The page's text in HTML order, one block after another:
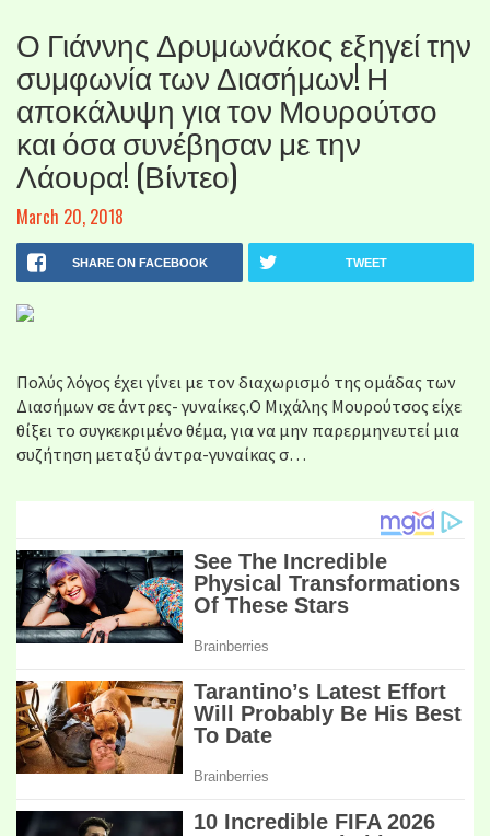
Ο Γιάννης Δρυμωνάκος εξηγεί την
συμφωνία των Διασήμων! Η
αποκάλυψη για τον Μουρούτσο
και όσα συνέβησαν με την
Λάουρα! (Βίντεο)
March 20, 2018
SHARE ON FACEBOOK TWEET
Πολύς λόγος έχει γίνει με τον διαχωρισμό της ομάδας των
Διασήμων σε άντρες- γυναίκες.Ο Μιχάλης Μουρούτσος είχε
θίξει το συγκεκριμένο θέμα, για να μην παρερμηνευτεί μια
συζήτηση μεταξύ άντρα-γυναίκας σ…